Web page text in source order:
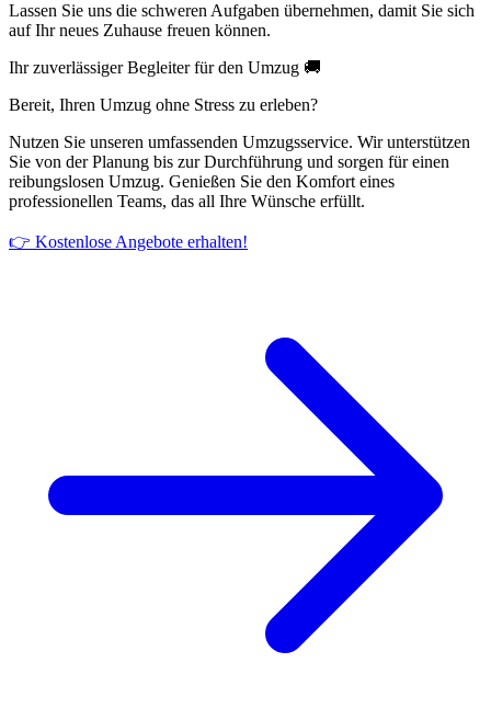
Lassen Sie uns die schweren Aufgaben übernehmen, damit Sie sich
auf Ihr neues Zuhause freuen können.
Ihr zuverlässiger Begleiter für den Umzug 🚚
Bereit, Ihren Umzug ohne Stress zu erleben?
Nutzen Sie unseren umfassenden Umzugsservice. Wir unterstützen
Sie von der Planung bis zur Durchführung und sorgen für einen
reibungslosen Umzug. Genießen Sie den Komfort eines
professionellen Teams, das all Ihre Wünsche erfüllt.
👉 Kostenlose Angebote erhalten!